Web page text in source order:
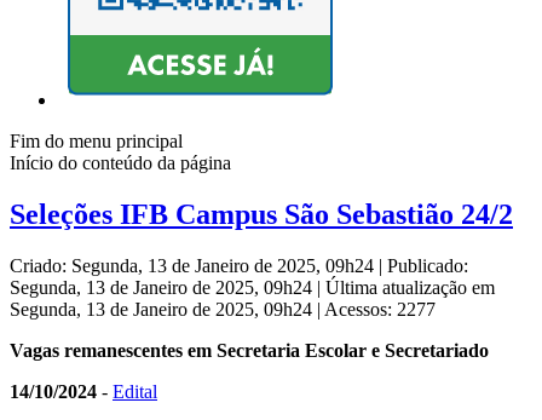
Fim do menu principal
Início do conteúdo da página
Seleções IFB Campus São Sebastião 24/2
Criado: Segunda, 13 de Janeiro de 2025, 09h24 | Publicado:
Segunda, 13 de Janeiro de 2025, 09h24 | Última atualização em
Segunda, 13 de Janeiro de 2025, 09h24 | Acessos: 2277
Vagas remanescentes em Secretaria Escolar e Secretariado
14/10/2024 - Edital